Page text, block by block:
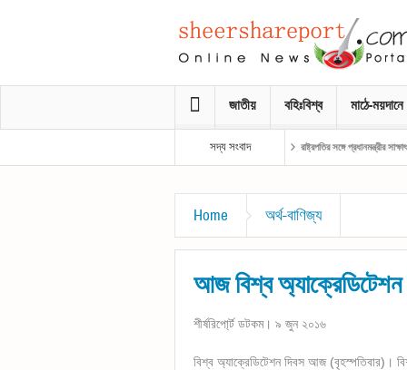
জাতীয় বহিঃবিশ্ব মাঠে-ময়দানে
সদ্য সংবাদ রাষ্ট্রপতির সঙ্গে প্রধানমন্ত্রীর সাক্ষাৎ
Home অর্থ-বাণিজ্য
আজ বিশ্ব অ্যাক্রেডিটেশন
শীর্ষরিপো্র্ট ডটকম। ৯ জুন ২০১৬
বিশ্ব অ্যাক্রেডিটেশন দিবস আজ (বৃহস্পতিবার)।